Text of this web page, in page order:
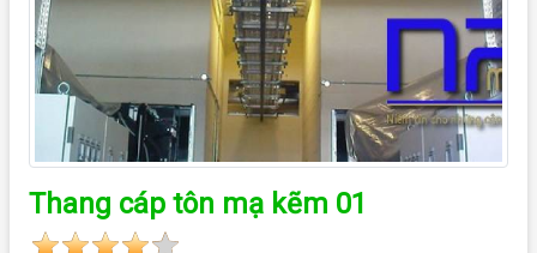
Thang cáp tôn mạ kẽm 01